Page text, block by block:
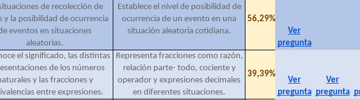
de recolección de
y la posibilidad de ocurrencia
eventos en situaciones
aleatorias.
Establece el nivel de posibilidad de
ocurrencia de un evento en una
situación aleatoria cotidiana.
56,29%
Ver
pregunta
el significado, las distintas
de los números
y las fracciones y
entre expresiones.
Representa fracciones como razón,
relación parte- todo, cociente y
operador y expresiones decimales
en diferentes situaciones.
39,39%
Ver
pregunta
Ver
pregunta